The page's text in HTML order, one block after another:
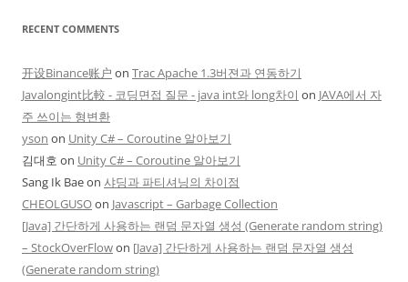
RECENT COMMENTS
开设Binance账户 on Trac Apache 1.3버젼과 연동하기
Javalongint比較 - 코딩면접 질문 - java int와 long차이 on JAVA에서 자
주 쓰이는 형변환
yson on Unity C# – Coroutine 알아보기
김대호 on Unity C# – Coroutine 알아보기
Sang Ik Baeon 샤딩과 파티셔닝의 차이점
CHEOLGUSOon Javascript – Garbage Collection
[Java] 간단하게 사용하는 랜덤 문자열 생성 (Generate random string)
– StockOverFlowon [Java] 간단하게 사용하는 랜덤 문자열 생성
(Generate random string)